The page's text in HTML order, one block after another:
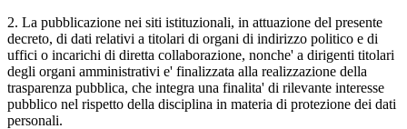
2. La pubblicazione nei siti istituzionali, in attuazione del presente
decreto, di dati relativi a titolari di organi di indirizzo politico e di
uffici o incarichi di diretta collaborazione, nonche' a dirigenti titolari
degli organi amministrativi e' finalizzata alla realizzazione della
trasparenza pubblica, che integra una finalita' di rilevante interesse
pubblico nel rispetto della disciplina in materia di protezione dei dati
personali.